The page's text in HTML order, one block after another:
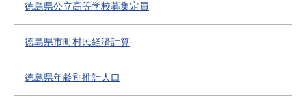
徳島県公立高等学校募集定員
徳島県市町村民経済計算
徳島県年齢別推計人口